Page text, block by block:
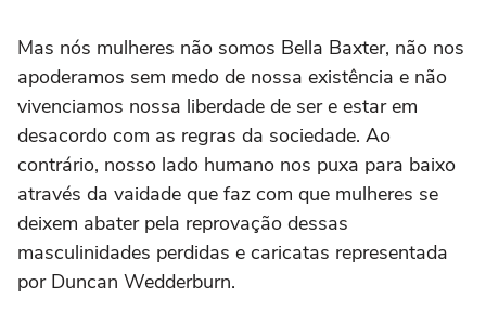
Mas nós mulheres não somos Bella Baxter, não nos
apoderamos sem medo de nossa existência e não
vivenciamos nossa liberdade de ser e estar em
desacordo com as regras da sociedade. Ao
contrário, nosso lado humano nos puxa para baixo
através da vaidade que faz com que mulheres se
deixem abater pela reprovação dessas
masculinidades perdidas e caricatas representada
por Duncan Wedderburn.